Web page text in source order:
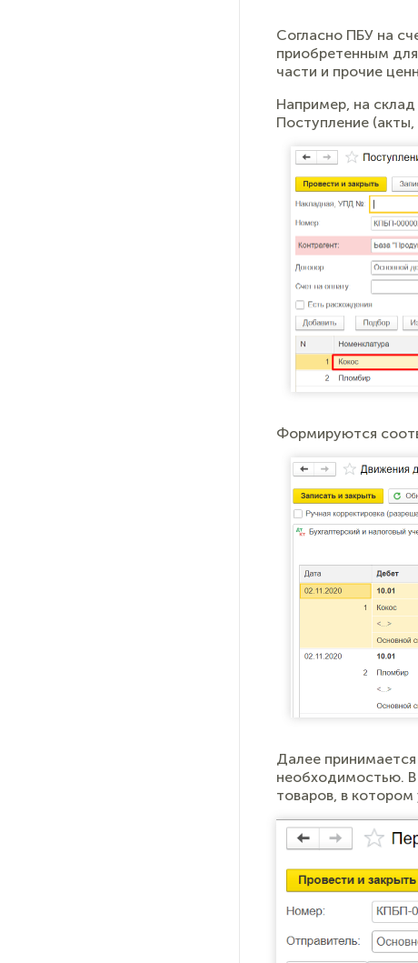
Согласно ПБУ на
приобретенным
части и прочие
Например, на
Поступление
Формируются
Далее
необходимостью.
товаров, в котором